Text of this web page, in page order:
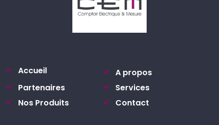
Accueil
A propos
Partenaires
Services
Nos Produits
Contact